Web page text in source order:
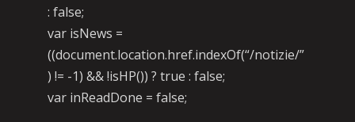
: false;
var isNews =
((document.location.href.indexOf(“/notizie/”
) != -1) && !isHP()) ? true : false;
var inReadDone = false;